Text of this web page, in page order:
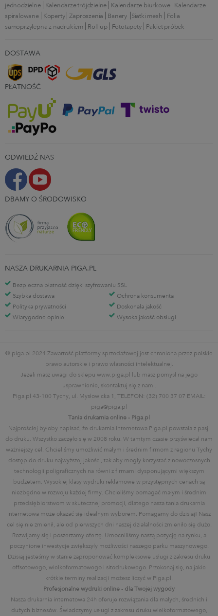
jednodzielne
Kalendarze trójdzielne Kalendarze biurkowe Kalendarze
spiralowane
Koperty Zaproszenia Banery Siatki mesh
Folia
samoprzylepna z nadrukiem
Roll-up Fototapety Pakiet próbek
DOSTAWA
PŁATNOŚĆ
ODWIEDŹ NAS
DBAMY O ŚRODOWISKO
NASZA DRUKARNIA PIGA.PL
Bezpieczna płatność dzięki szyfrowaniu SSL
Szybka dostawa
Ochrona konsumenta
Polityka prywatności
Doskonała jakość
Wiarygodne opinie
Wysoka jakość obsługi
© piga.pl 2024 Zawartość platformy sprzedażowej jest chroniona przez polskie
prawo autorskie i prawo własności intelektualnej.
Jeżeli masz uwagi do sklepu www.piga.pl lub masz pomysł na jego
usprawnienie, skontaktuj się z nami.
Piga.pl 43-100 Tychy, ul. Mysłowicka 1, TELEFON: (32) 700 37 07 EMAIL:
piga@piga.pl
Tania drukarnia online - Piga.pl
Najprościej byłoby napisać, że drukarnia internetowa Piga.pl powstała z pasji
do druku. Wszystko zaczęło się w 2008 roku. W tamtym czasie przyświecał nam
ważniejszy cel. Chcieliśmy umożliwić małym i średnim firmom z regionu Tychy
dostęp do druku najwyższej jakości, tak aby mogły korzystać z nowoczesnych
technologii poligraficznych na równi z firmami dysponującymi większym
budżetem. Wysokiej klasy wydruki reklamowe w przystępnych cenach są
niezbędne w rozwoju każdej firmy. Chcieliśmy pomagać małym i średnim
przedsiębiorstwom w skutecznej promocji, dlatego nasza tania drukarnia
internetowa może okazać się idealnym wyborem. Pomagamy do dzisiaj! Nasz
cel się nie zmienił, ale od pierwszych dni naszej działalności zmieniło się dużo.
Rozwijamy się i poszerzamy ofertę. Umocniliśmy naszą pozycję na rynku, a
poczynione inwestycje zwiększyły możliwości naszego parku maszynowego.
Dzisiaj jesteśmy w stanie zaproponować kompleksowe usługi z zakresu druku
offsetowego, wielkoformatowego i sitodrukowego. Przekonaj się, na jakie
krótkie terminy realizacji możesz liczyć w Piga.pl.
Profesjonalne wydruki online - dla Twojej wygody
Nasza drukarnia internetowa 24h oferuje rozwiązania dla małych, średnich i
dużych biznesów. Świadczymy usługi z zakresu druku wielkoformatowego,